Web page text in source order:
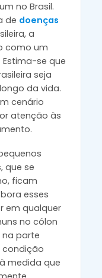
no Brasil.
de doenças
a
como um
se que
seja
da vida.
cenário
atenção às
que se
ficam
esses
em qualquer
no cólon
na parte
condição
medida que